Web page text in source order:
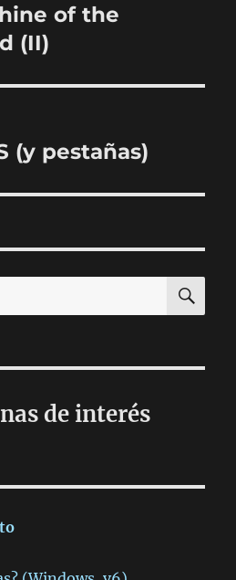
of the
(II)
(y pestañas)
de interés